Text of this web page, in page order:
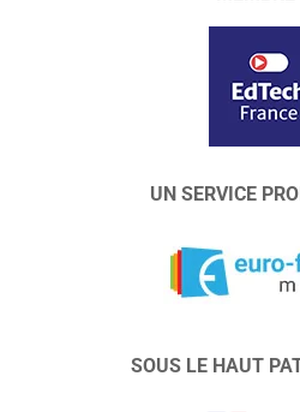
UN SERVICE
SOUS LE HAUT